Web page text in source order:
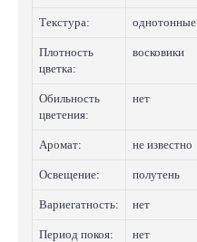
Текстура: однотонные
Плотность
цветка:
восковики
Обильность
цветения:
нет
Аромат: не известно
Освещение: полутень
Вариегатность: нет
Период покоя: нет